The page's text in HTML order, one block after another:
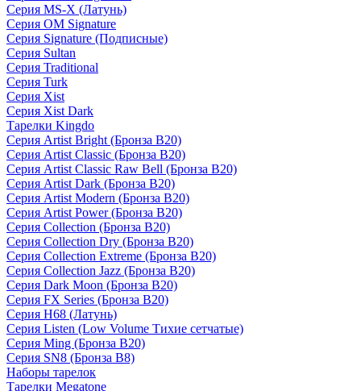
Серия MS-X (Латунь)
Серия OM Signature
Серия Signature (Подписные)
Серия Sultan
Серия Traditional
Серия Turk
Серия Xist
Серия Xist Dark
Тарелки Kingdo
Серия Artist Bright (Бронза B20)
Серия Artist Classic (Бронза B20)
Серия Artist Classic Raw Bell (Бронза B20)
Серия Artist Dark (Бронза B20)
Серия Artist Modern (Бронза B20)
Серия Artist Power (Бронза B20)
Серия Collection (Бронза B20)
Серия Collection Dry (Бронза B20)
Серия Collection Extreme (Бронза B20)
Серия Collection Jazz (Бронза B20)
Серия Dark Moon (Бронза B20)
Серия FX Series (Бронза B20)
Серия H68 (Латунь)
Серия Listen (Low Volume Тихие сетчатые)
Серия Ming (Бронза B20)
Серия SN8 (Бронза B8)
Наборы тарелок
Тарелки Megatone